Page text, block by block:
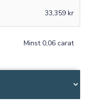
33,359 kr
Minst 0,06 carat